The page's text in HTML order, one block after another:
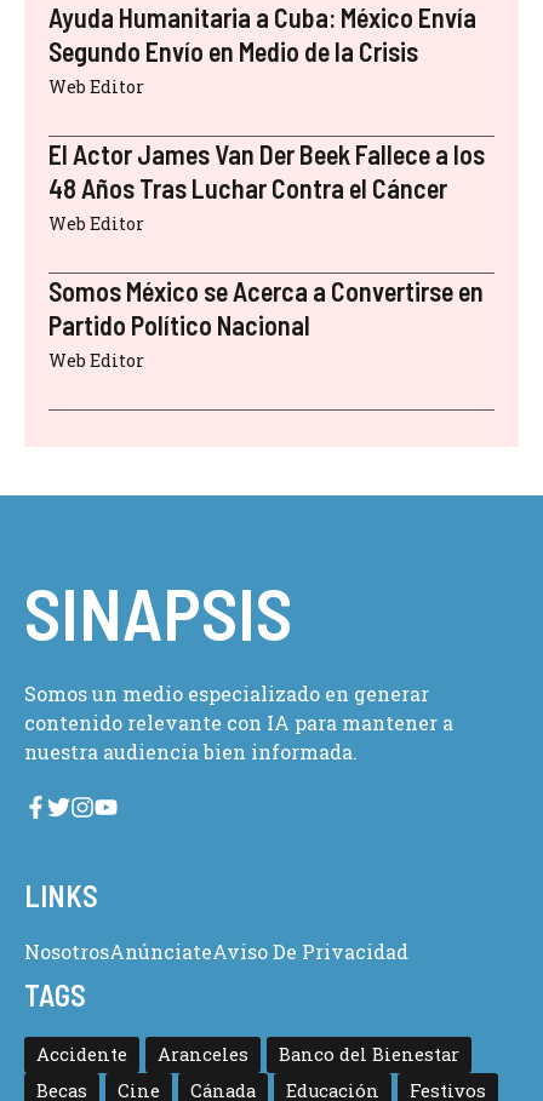
Ayuda Humanitaria a Cuba: México Envía
Segundo Envío en Medio de la Crisis
Web Editor
El Actor James Van Der Beek Fallece a los
48 Años Tras Luchar Contra el Cáncer
Web Editor
Somos México se Acerca a Convertirse en
Partido Político Nacional
Web Editor
SINAPSIS
Somos un medio especializado en generar
contenido relevante con IA para mantener a
nuestra audiencia bien informada.
LINKS
NosotrosAnúnciateAviso De Privacidad
TAGS
Accidente Aranceles
Banco del Bienestar
Becas
Cine Cánada Educación Festivos